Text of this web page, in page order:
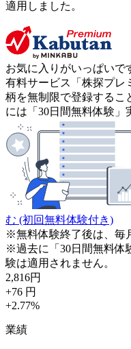
適用しました。
お気に入りがいっぱいで
有料サービス「株探プレ
柄を無制限で登録するこ
には「30日間無料体験」
む (初回無料体験付き)
※無料体験終了後は、毎
※過去に「30日間無料体
験は適用されません。
2,816円
+76 円
+2.77%
業績